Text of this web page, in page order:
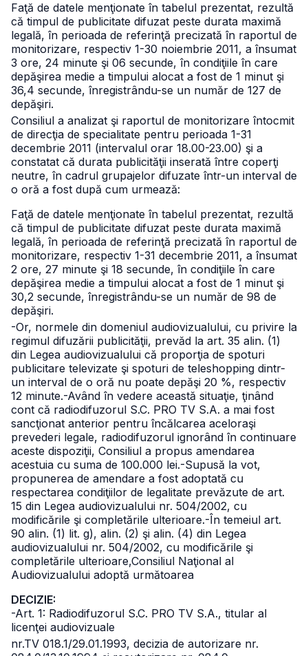
Faţă de datele menţionate în tabelul prezentat, rezultă
că timpul de publicitate difuzat peste durata maximă
legală, în perioada de referinţă precizată în raportul de
monitorizare, respectiv 1-30 noiembrie 2011, a însumat
3 ore, 24 minute şi 06 secunde, în condiţiile în care
depăşirea medie a timpului alocat a fost de 1 minut şi
36,4 secunde, înregistrându-se un număr de 127 de
depăşiri.
Consiliul a analizat şi raportul de monitorizare întocmit
de direcţia de specialitate pentru perioada 1-31
decembrie 2011 (intervalul orar 18.00-23.00) şi a
constatat că durata publicităţii inserată între coperţi
neutre, în cadrul grupajelor difuzate într-un interval de
o oră a fost după cum urmează:
Faţă de datele menţionate în tabelul prezentat, rezultă
că timpul de publicitate difuzat peste durata maximă
legală, în perioada de referinţă precizată în raportul de
monitorizare, respectiv 1-31 decembrie 2011, a însumat
2 ore, 27 minute şi 18 secunde, în condiţiile în care
depăşirea medie a timpului alocat a fost de 1 minut şi
30,2 secunde, înregistrându-se un număr de 98 de
depăşiri.
-Or, normele din domeniul audiovizualului, cu privire la
regimul difuzării publicităţii, prevăd la art. 35 alin. (1)
din Legea audiovizualului că proporţia de spoturi
publicitare televizate şi spoturi de teleshopping dintr-
un interval de o oră nu poate depăşi 20 %, respectiv
12 minute.-Având în vedere această situaţie, ţinând
cont că radiodifuzorul S.C. PRO TV S.A. a mai fost
sancţionat anterior pentru încălcarea aceloraşi
prevederi legale, radiodifuzorul ignorând în continuare
aceste dispoziţii, Consiliul a propus amendarea
acestuia cu suma de 100.000 lei.-Supusă la vot,
propunerea de amendare a fost adoptată cu
respectarea condiţiilor de legalitate prevăzute de art.
15 din Legea audiovizualului nr. 504/2002, cu
modificările şi completările ulterioare.-În temeiul art.
90 alin. (1) lit. g), alin. (2) şi alin. (4) din Legea
audiovizualului nr. 504/2002, cu modificările şi
completările ulterioare,Consiliul Naţional al
Audiovizualului adoptă următoarea
DECIZIE:
-Art. 1: Radiodifuzorul S.C. PRO TV S.A., titular al
licenţei audiovizuale
nr.TV 018.1/29.01.1993, decizia de autorizare nr.